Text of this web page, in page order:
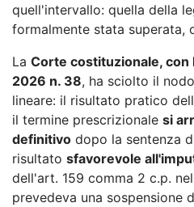
quell'intervallo: quella della
formalmente stata superata,
La Corte costituzionale, con
2026 n. 38, ha sciolto il
lineare: il risultato pratico
il termine prescrizionale si
definitivo dopo la sentenza
risultato sfavorevole
dell'art. 159 comma 2 c.p.
prevedeva una sospensione